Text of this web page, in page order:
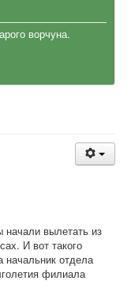
ворчуна.
вылетать из
И вот такого
начальник отдела
филиала